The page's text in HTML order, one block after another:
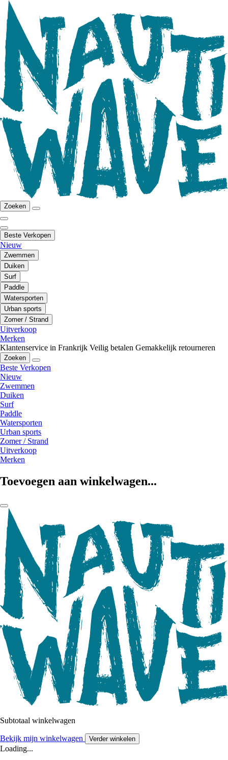
Zoeken
Beste Verkopen
Nieuw
Zwemmen
Duiken
Surf
Paddle
Watersporten
Urban sports
Zomer / Strand
Uitverkoop
Merken
Klantenservice in Frankrijk Veilig betalen Gemakkelijk retourneren
Zoeken
Beste Verkopen
Nieuw
Zwemmen
Duiken
Surf
Paddle
Watersporten
Urban sports
Zomer / Strand
Uitverkoop
Merken
Toevoegen aan winkelwagen...
Subtotaal winkelwagen
Bekijk mijn winkelwagen Verder winkelen
Loading...